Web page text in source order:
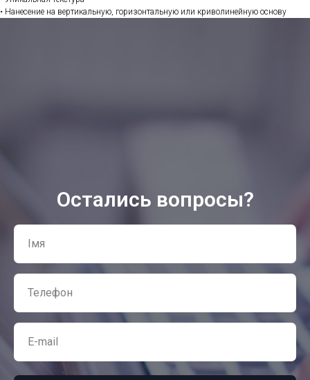
• Нанесение на вертикальную, горизонтальную или криволинейную основу
Остались вопросы?